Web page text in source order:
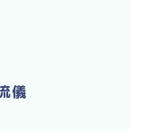
儀